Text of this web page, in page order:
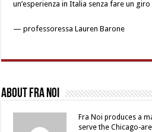
un’esperienza in Italia senza fare un
— professoressa Lauren Barone
About Fra Noi
Fra Noi produces a
serve the Chicago-